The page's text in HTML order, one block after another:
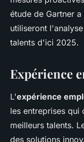
étude de Gartner a
utiliseront
talents d'ici 2025.
Expérience
L'expérience
les entreprises qui
meilleurs talents.
des solutions